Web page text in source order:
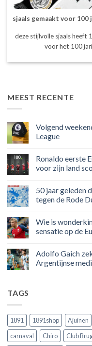
sjaals gemaakt voor
deze stijlvolle sjaals heeft
voor het 100
MEEST RECENTE
Volgend
League
op
weekend
media
in
Premier
Ronaldo eerste
voor zijn land
op
Ronaldo
eerste
meer
100
zijn
land
scoort
50 jaar geleden
tegen de Rode
op
jaar
Engeland
nog
eens
!!
Wie is
sensatie op de
op
Wie
is
de
Europese
velden
Adolfo Gaich
Argentijnse
Club
Brugge
volgens
Argentijnse
media
TAGS
1891 1891shop Ajuinen
carnaval
Chiro Club